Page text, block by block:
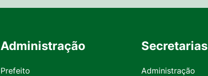
Administração
Prefeito
Secretarias
Administração